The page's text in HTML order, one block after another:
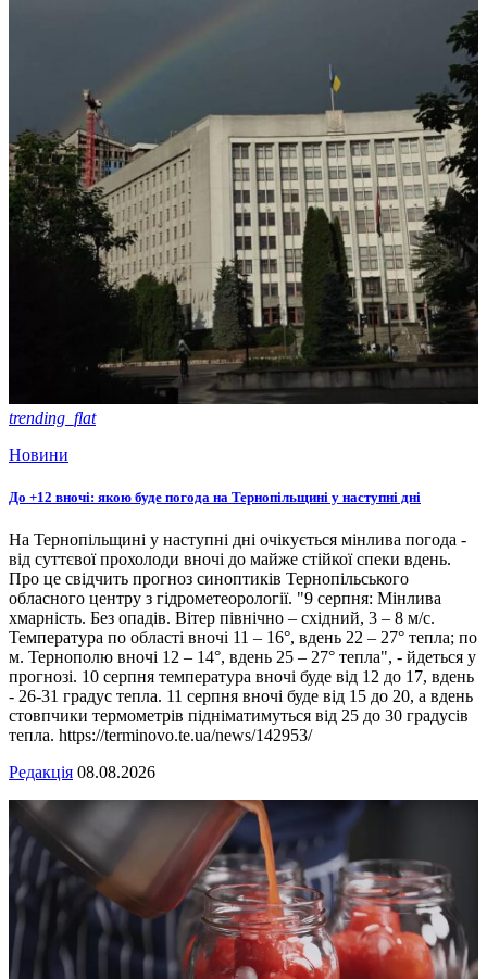
trending_flat
Новини
До +12 вночі: якою буде погода на Тернопільщині у наступні дні
На Тернопільщині у наступні дні очікується мінлива погода -
від суттєвої прохолоди вночі до майже стійкої спеки вдень.
Про це свідчить прогноз синоптиків Тернопільського
обласного центру з гідрометеорології. "9 серпня: Мінлива
хмарність. Без опадів. Вітер північно – східний, 3 – 8 м/с.
Температура по області вночі 11 – 16°, вдень 22 – 27° тепла; по
м. Тернополю вночі 12 – 14°, вдень 25 – 27° тепла", - йдеться у
прогнозі. 10 серпня температура вночі буде від 12 до 17, вдень
- 26-31 градус тепла. 11 серпня вночі буде від 15 до 20, а вдень
стовпчики термометрів підніматимуться від 25 до 30 градусів
тепла. https://terminovo.te.ua/news/142953/
Редакція 08.08.2026